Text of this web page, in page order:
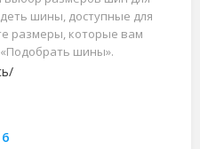
шины, доступные для
размеры, которые вам
шины».